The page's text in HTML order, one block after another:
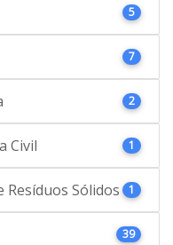
5
7
2
Civil 1
Resíduos Sólidos 1
39